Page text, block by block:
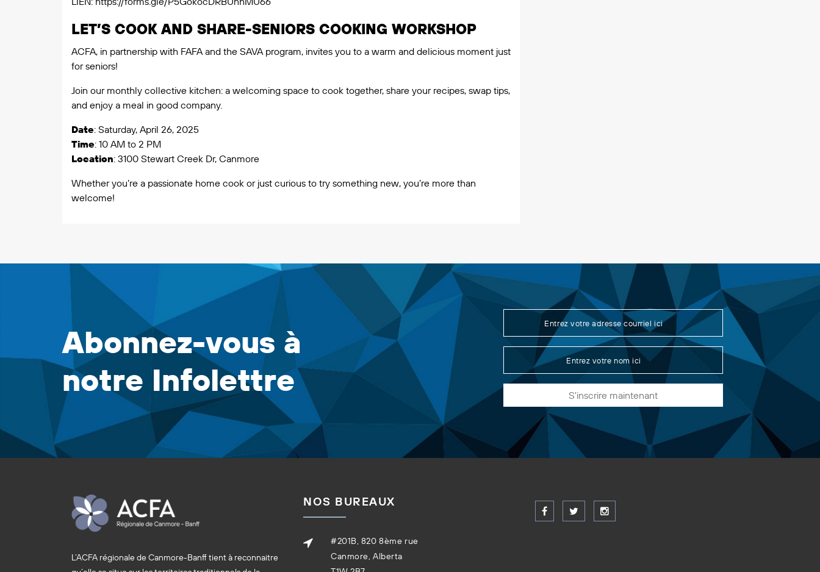
LET’S COOK AND SHARE-SENIORS COOKING WORKSHOP
ACFA, in partnership with FAFA and the SAVA program, invites you to a warm and delicious moment just
for seniors!
Join our monthly collective kitchen: a welcoming space to cook together, share your recipes, swap tips,
and enjoy a meal in good company.
Date: Saturday, April 26, 2025
Time: 10 AM to 2 PM
Location: 3100 Stewart Creek Dr, Canmore
Whether you’re a passionate home cook or just curious to try something new, you’re more than
welcome!
Abonnez-vous à
notre Infolettre
S'inscrire maintenant
L’ACFA régionale de Canmore-Banff tient à reconnaitre
NOS BUREAUX
#201B, 820 8ème rue
Canmore, Alberta